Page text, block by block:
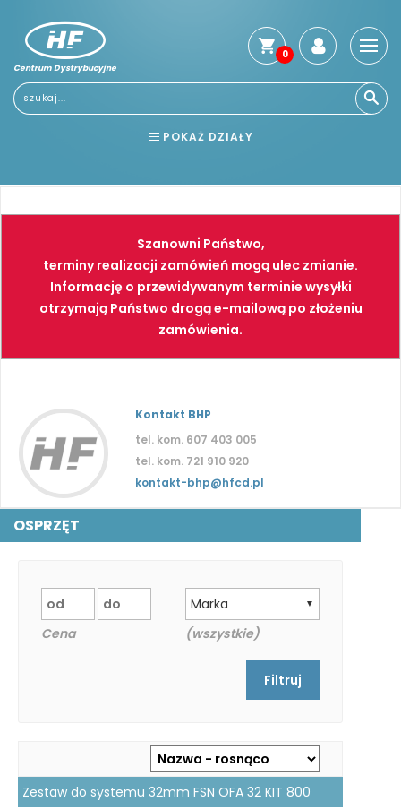
Centrum Dystrybucyjne
0
POKAŻ DZIAŁY
NARZĘDZIA SPAWALNICTWO
FARBY PNEUMATYKA
Szanowni Państwo,
terminy realizacji zamówień mogą ulec zmianie.
Informację o przewidywanym terminie wysyłki
otrzymają Państwo drogą e-mailową po złożeniu
zamówienia.
Kontakt BHP
tel. kom. 607 403 005
tel. kom. 721 910 920
kontakt-bhp@hfcd.pl
OSPRZĘT
Cena
▼
Marka
(wszystkie)
Zestaw do systemu 32mm FSN OFA 32 KIT 800